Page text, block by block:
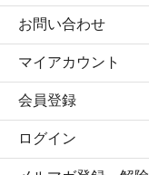
お問い合わせ
マイアカウント
会員登録
ログイン